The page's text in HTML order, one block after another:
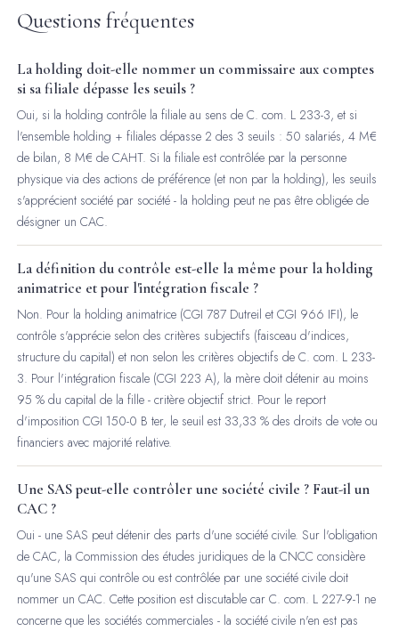
Questions fréquentes
La holding doit-elle nommer un commissaire aux comptes
si sa filiale dépasse les seuils ?
Oui, si la holding contrôle la filiale au sens de C. com. L 233-3, et si
l'ensemble holding + filiales dépasse 2 des 3 seuils : 50 salariés, 4 M€
de bilan, 8 M€ de CAHT. Si la filiale est contrôlée par la personne
physique via des actions de préférence (et non par la holding), les seuils
s'apprécient société par société - la holding peut ne pas être obligée de
désigner un CAC.
La définition du contrôle est-elle la même pour la holding
animatrice et pour l'intégration fiscale ?
Non. Pour la holding animatrice (CGI 787 Dutreil et CGI 966 IFI), le
contrôle s'apprécie selon des critères subjectifs (faisceau d'indices,
structure du capital) et non selon les critères objectifs de C. com. L 233-
3. Pour l'intégration fiscale (CGI 223 A), la mère doit détenir au moins
95 % du capital de la fille - critère objectif strict. Pour le report
d'imposition CGI 150-0 B ter, le seuil est 33,33 % des droits de vote ou
financiers avec majorité relative.
Une SAS peut-elle contrôler une société civile ? Faut-il un
CAC ?
Oui - une SAS peut détenir des parts d'une société civile. Sur l'obligation
de CAC, la Commission des études juridiques de la CNCC considère
qu'une SAS qui contrôle ou est contrôlée par une société civile doit
nommer un CAC. Cette position est discutable car C. com. L 227-9-1 ne
concerne que les sociétés commerciales - la société civile n'en est pas